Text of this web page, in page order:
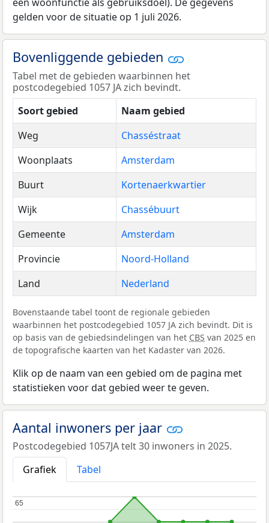
gelden voor de situatie op 1 juli 2026.
Bovenliggende gebieden
Tabel met de gebieden waarbinnen het
postcodegebied 1057 JA zich bevindt.
Soort gebied
Naam gebied
Weg
Chasséstraat
Woonplaats
Amsterdam
Buurt
Kortenaerkwartier
Wijk
Chassébuurt
Gemeente
Amsterdam
Provincie
Noord-Holland
Land
Nederland
Bovenstaande tabel toont de regionale gebieden
waarbinnen het postcodegebied 1057 JA zich bevindt. Dit is
op basis van de gebiedsindelingen van het CBS van 2025 en
de topografische kaarten van het Kadaster van 2026.
Klik op de naam van een gebied om de pagina met
statistieken voor dat gebied weer te geven.
Aantal inwoners per jaar
Postcodegebied 1057JA telt 30 inwoners in 2025.
Grafiek
Tabel
65
65